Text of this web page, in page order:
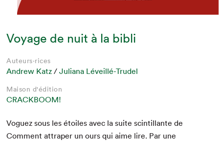
Voyage de nuit à la bibli
Auteurs·rices
Andrew Katz /Juliana Léveillé-Trudel
Maison d'édition
CRACKBOOM!
Voguez sous les étoiles avec la suite scin­til­lante de
Com­ment attrap­er un ours qui aime lire. Par une